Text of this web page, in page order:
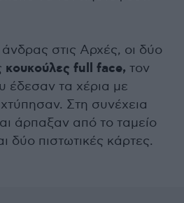
στις Αρχές, οι δύο
κουκούλες full face, τον
έδεσαν τα χέρια με
Στη συνέχεια
άρπαξαν από το ταμείο
πιστωτικές κάρτες.